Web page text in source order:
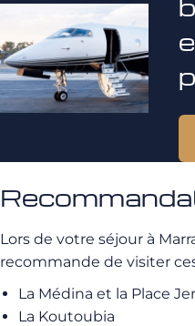
Lors de votre séjour à
recommande de visiter
La Médina et la Place
La Koutoubia